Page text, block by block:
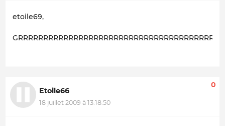
etoile69,
Etoile66
18 juillet 2009 à 13:18:50
0